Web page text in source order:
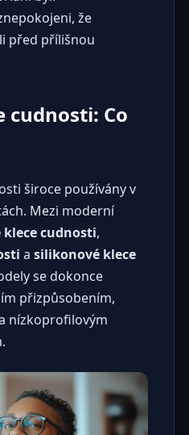
že
před přílišnou
cudnosti: Co
široce používány v
Mezi moderní
klece cudnosti,
a silikonové klece
se dokonce
přizpůsobením,
nízkoprofilovým